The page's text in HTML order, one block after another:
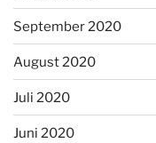
September 2020
August 2020
Juli 2020
Juni 2020